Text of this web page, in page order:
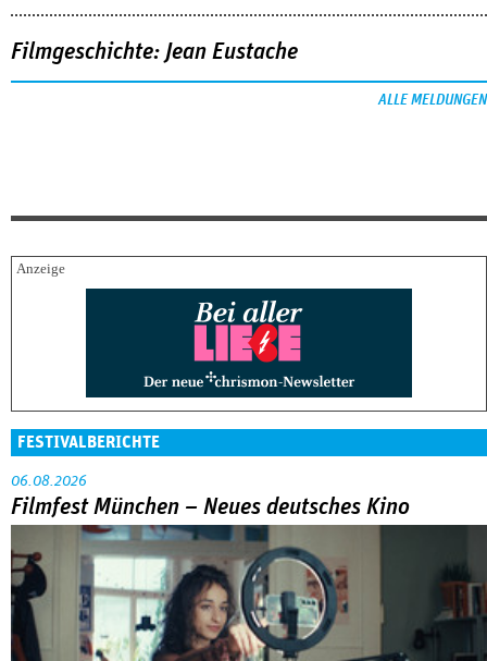
Filmgeschichte: Jean Eustache
ALLE MELDUNGEN
FESTIVALBERICHTE
06.08.2026
Filmfest München – Neues deutsches Kino